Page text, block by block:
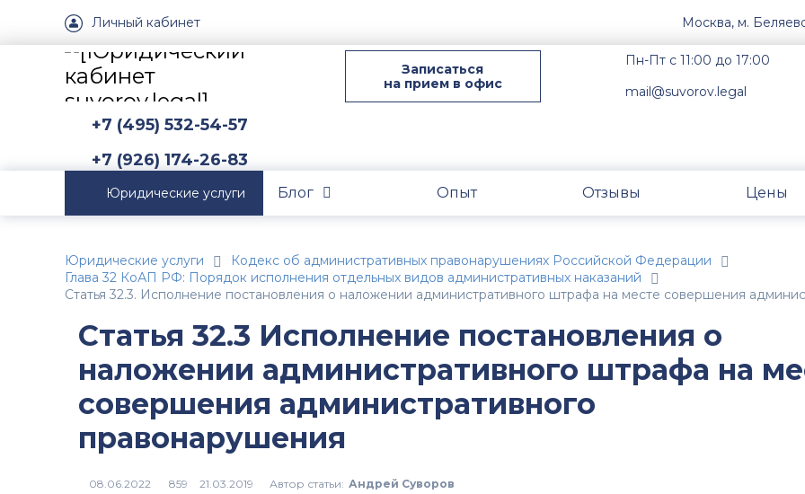
Личный кабинет Москва, м.
Записаться
на прием в офис
Пн-Пт с 11:00 до 17:00
mail@suvorov.legal
+7 (495) 532-54-57
+7 (926) 174-26-83
Юридические услуги Блог Опыт Отзывы Цены
Юридические услуги
Кодекс об административных правонарушениях Российской Федерации
Глава 32 КоАП РФ: Порядок исполнения отдельных видов административных наказаний
Статья 32.3. Исполнение постановления о наложении административного штрафа на месте совершения
Статья 32.3 Исполнение постановления о
наложении административного штрафа на
совершения административного
правонарушения
859 Автор статьи: Андрей Суворов